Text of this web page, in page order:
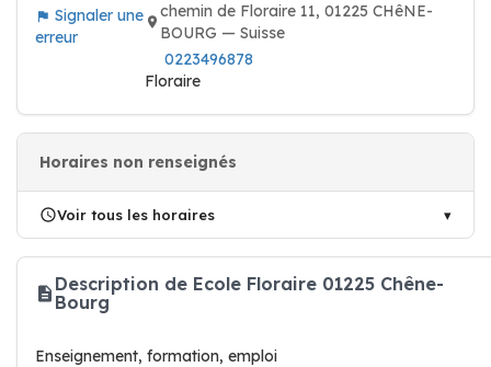
Signaler une
erreur
chemin de Floraire 11, 01225 CHêNE-
BOURG — Suisse
0223496878
Floraire
Horaires non renseignés
Voir tous les horaires
Description de Ecole Floraire 01225 Chêne-
Bourg
Enseignement, formation, emploi